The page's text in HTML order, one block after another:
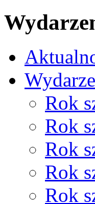
Rok
Rok
Rok
Rok
Rok